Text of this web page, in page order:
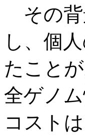
その背
し、個
たこと
全ゲノ
コスト